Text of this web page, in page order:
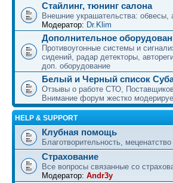
Стайлинг, тюнинг салона
Внешние украшательства: обвесы,
Модератор: Dr.Klim
Дополнительное
Противоугонные системы и
сидений, радар детекторы,
доп. оборудование
Белый и Черный список
Отзывы о работе СТО,
Внимание форум жестко
HELP & SUPPORT
Клубная помощь
Благотворительность, меценатство
Страхование
Все вопросы связанные со
Модератор: Andr3y